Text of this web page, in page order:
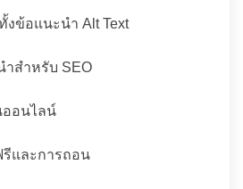
ข้อแนะนำ Alt Text
ำสำหรับ SEO
อนไลน์
รีและการถอน